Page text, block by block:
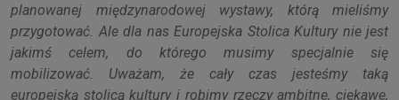
planowanej międzynarodowej wystawy, którą mieliśmy
przygotować. Ale dla nas Europejska Stolica Kultury nie jest
jakimś celem, do którego musimy specjalnie się
mobilizować. Uważam, że cały czas jesteśmy taką
europejską stolicą kultury i robimy rzeczy ambitne, ciekawe,